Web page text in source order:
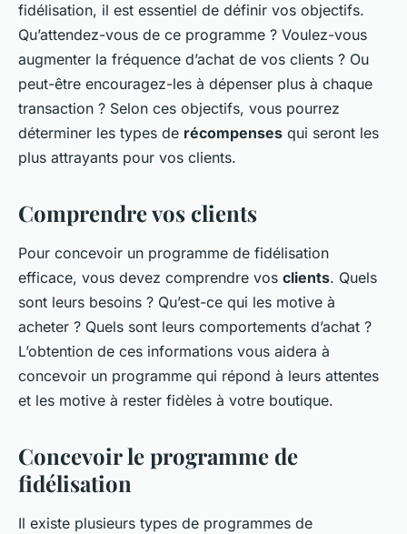
fidélisation, il est essentiel de définir vos objectifs.
Qu’attendez-vous de ce programme ? Voulez-vous
augmenter la fréquence d’achat de vos clients ? Ou
peut-être encouragez-les à dépenser plus à chaque
transaction ? Selon ces objectifs, vous pourrez
déterminer les types de récompenses qui seront les
plus attrayants pour vos clients.
Comprendre vos clients
Pour concevoir un programme de fidélisation
efficace, vous devez comprendre vos clients. Quels
sont leurs besoins ? Qu’est-ce qui les motive à
acheter ? Quels sont leurs comportements d’achat ?
L’obtention de ces informations vous aidera à
concevoir un programme qui répond à leurs attentes
et les motive à rester fidèles à votre boutique.
Concevoir le programme de
fidélisation
Il existe plusieurs types de programmes de